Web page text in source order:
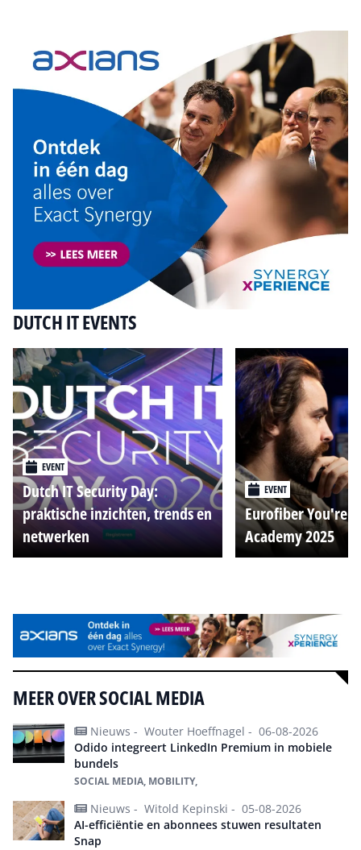
DUTCH IT EVENTS
EVENT
Dutch IT Security Day:
praktische inzichten, trends en
netwerken
EVENT
Eurofiber You're
Academy 2025
MEER OVER SOCIAL MEDIA
Nieuws - Wouter Hoeffnagel - 06-08-2026
Odido integreert LinkedIn Premium in mobiele
bundels
SOCIAL MEDIA, MOBILITY,
Nieuws - Witold Kepinski - 05-08-2026
AI-efficiëntie en abonnees stuwen resultaten
Snap